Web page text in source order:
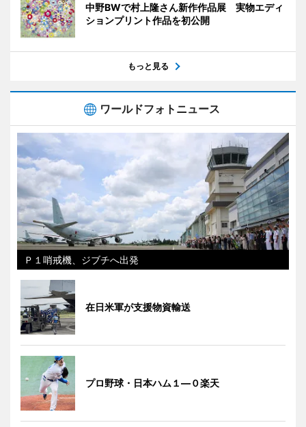
中野BWで村上隆さん新作作品展 実物エディ
ションプリント作品を初公開
もっと見る
ワールドフォトニュース
Ｐ１哨戒機、ジブチへ出発
在日米軍が支援物資輸送
プロ野球・日本ハム１―０楽天